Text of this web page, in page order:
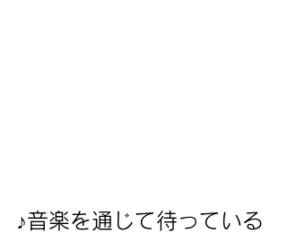
♪音楽を通じて待っている